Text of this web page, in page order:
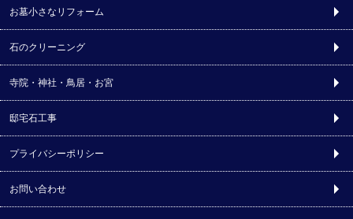
お墓小さなリフォーム
石のクリーニング
寺院・神社・鳥居・お宮
邸宅石工事
プライバシーポリシー
お問い合わせ